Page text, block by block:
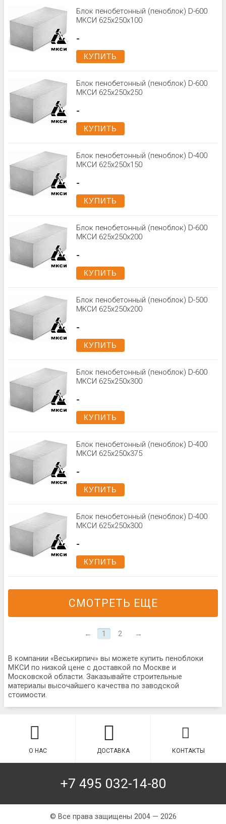
Блок пенобетонный (пеноблок) D-600
МКСИ 625x250x100
-
КУПИТЬ
Блок пенобетонный (пеноблок) D-600
МКСИ 625x250x250
-
КУПИТЬ
Блок пенобетонный (пеноблок) D-400
МКСИ 625х250х150
-
КУПИТЬ
Блок пенобетонный (пеноблок) D-600
МКСИ 625x250x200
-
КУПИТЬ
Блок пенобетонный (пеноблок) D-500
МКСИ 625х250х200
-
КУПИТЬ
Блок пенобетонный (пеноблок) D-600
МКСИ 625x250x300
-
КУПИТЬ
Блок пенобетонный (пеноблок) D-400
МКСИ 625х250х375
-
КУПИТЬ
Блок пенобетонный (пеноблок) D-400
МКСИ 625х250х300
-
КУПИТЬ
СМОТРЕТЬ ЕЩЕ
← 1 2 →
В компании «Веськирпич» вы можете купить пеноблоки
МКСИ по низкой цене с доставкой по Москве и
Московской области. Заказывайте строительные
материалы высочайшего качества по заводской
стоимости.
О НАС ДОСТАВКА КОНТАКТЫ
+7 495 032-14-80
© Все права защищены 2004 — 2026